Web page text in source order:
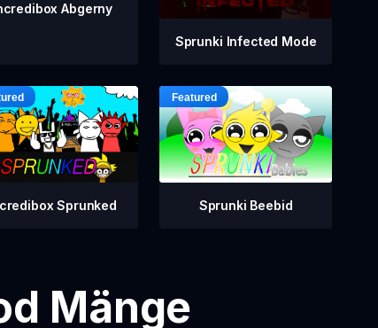
Abgerny
Sprunki Infected Mode
Sprunked Sprunki Beebid
Mänge